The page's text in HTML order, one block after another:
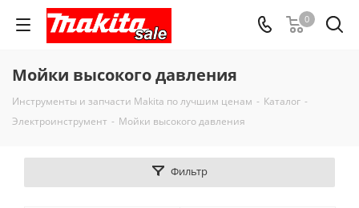
0
Мойки высокого давления
Инструменты и запчасти Makita по лучшим ценам - Каталог -
Электроинструмент - Мойки высокого давления
Фильтр